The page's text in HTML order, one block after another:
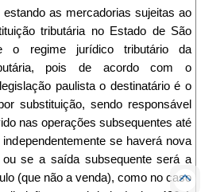
as mercadorias sujeitas ao
tributária no Estado de São
o regime jurídico tributário da
pois de acordo com o
paulista o destinatário é o
substituição, sendo responsável
nas operações subsequentes até
se haverá nova
ou se a saída subsequente será a
(que não a venda), como no caso